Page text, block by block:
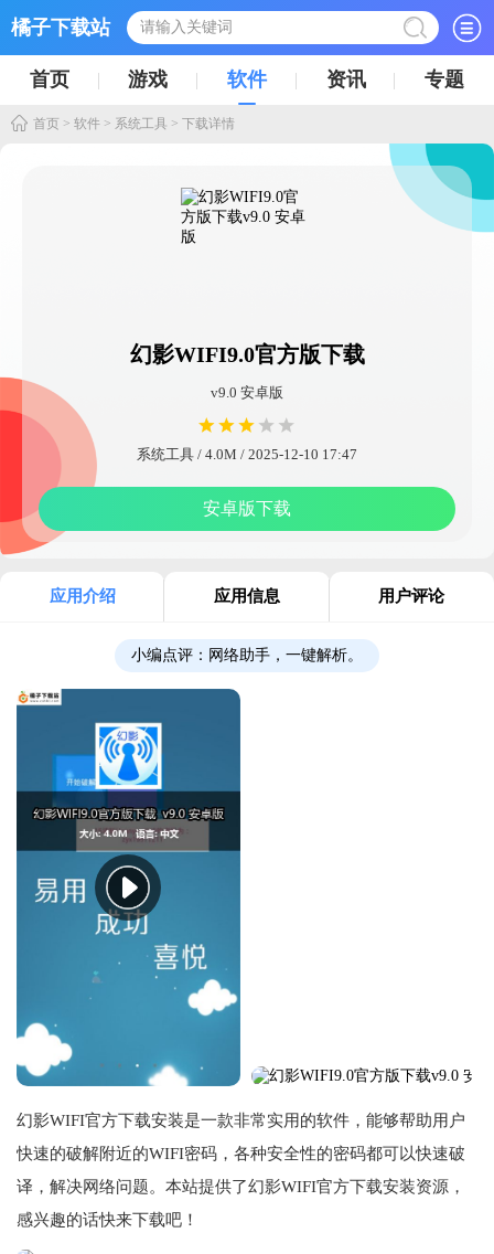
橘子下载站
首页 游戏 软件 资讯 专题
首页 > 软件 > 系统工具 > 下载详情
幻影WIFI9.0官方版下载
v9.0 安卓版
系统工具 / 4.0M / 2025-12-10 17:47
安卓版下载
应用介绍 应用信息 用户评论
小编点评： 网络助手，一键解析。
幻影WIFI官方下载安装是一款非常实用的软件，能够帮助用户
快速的破解附近的WIFI密码，各种安全性的密码都可以快速破
译，解决网络问题。本站提供了幻影WIFI官方下载安装资源，
感兴趣的话快来下载吧！